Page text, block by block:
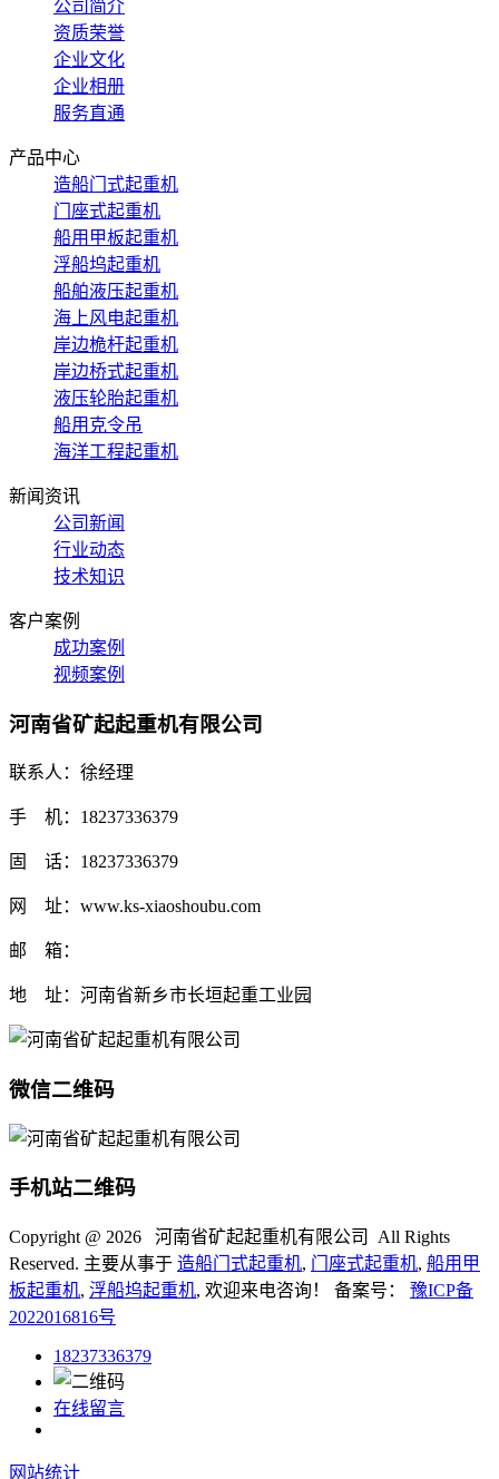
公司简介
资质荣誉
企业文化
企业相册
服务直通
产品中心
造船门式起重机
门座式起重机
船用甲板起重机
浮船坞起重机
船舶液压起重机
海上风电起重机
岸边桅杆起重机
岸边桥式起重机
液压轮胎起重机
船用克令吊
海洋工程起重机
新闻资讯
公司新闻
行业动态
技术知识
客户案例
成功案例
视频案例
河南省矿起起重机有限公司
联系人：徐经理
手 机：18237336379
固 话：18237336379
网 址：www.ks-xiaoshoubu.com
邮 箱：
地 址：河南省新乡市长垣起重工业园
微信二维码
手机站二维码
Copyright @ 2026 河南省矿起起重机有限公司 All Rights
Reserved. 主要从事于 造船门式起重机, 门座式起重机, 船用甲
板起重机, 浮船坞起重机, 欢迎来电咨询！ 备案号： 豫ICP备
2022016816号
18237336379
在线留言
网站统计